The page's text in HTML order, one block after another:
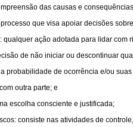
das causas e
que visa apoiar decisões
qualquer ação adotada para lidar com
de não iniciar ou descontinuar
probabilidade de ocorrência e/ou
outra parte; e
escolha consciente e justificada;
consiste nas atividades de